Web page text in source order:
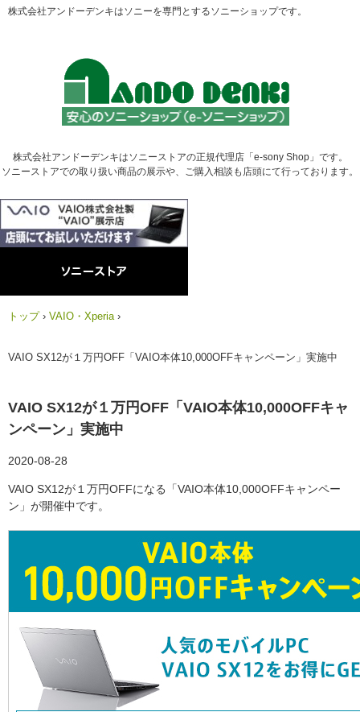
株式会社アンドーデンキはソニーを専門とするソニーショップです。
株式会社アンドーデンキはソニーストアの正規代理店「e-sony Shop」です。
ソニーストアでの取り扱い商品の展示や、ご購入相談も店頭にて行っております。
トップ › VAIO・Xperia ›
VAIO SX12が１万円OFF「VAIO本体10,000OFFキャンペーン」実施中
VAIO SX12が１万円OFF「VAIO本体10,000OFFキャ
ンペーン」実施中
2020-08-28
VAIO SX12が１万円OFFになる「VAIO本体10,000OFFキャンペー
ン」が開催中です。